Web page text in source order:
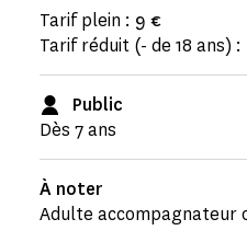
Tarif plein : 9 €
Tarif réduit (- de 18 ans) :
Public
Dès 7 ans
À noter
Adulte accompagnateur